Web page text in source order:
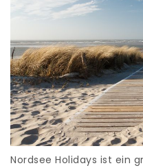
Nordsee Holidays ist ein